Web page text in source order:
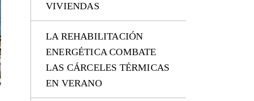
VIVIENDAS
LA REHABILITACIÓN
ENERGÉTICA COMBATE
LAS CÁRCELES TÉRMICAS
EN VERANO